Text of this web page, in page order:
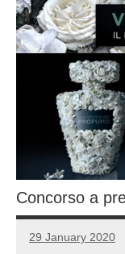
Concorso a
29 January 2020
Luca
No